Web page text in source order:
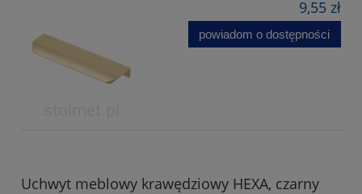
9,55 zł
powiadom o dostępności
Uchwyt meblowy krawędziowy HEXA, czarny